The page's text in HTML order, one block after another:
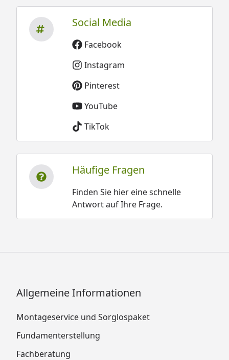
Social Media
Facebook
Instagram
Pinterest
YouTube
TikTok
Häufige Fragen
Finden Sie hier eine schnelle
Antwort auf Ihre Frage.
Allgemeine Informationen
Montageservice und Sorglospaket
Fundamenterstellung
Fachberatung